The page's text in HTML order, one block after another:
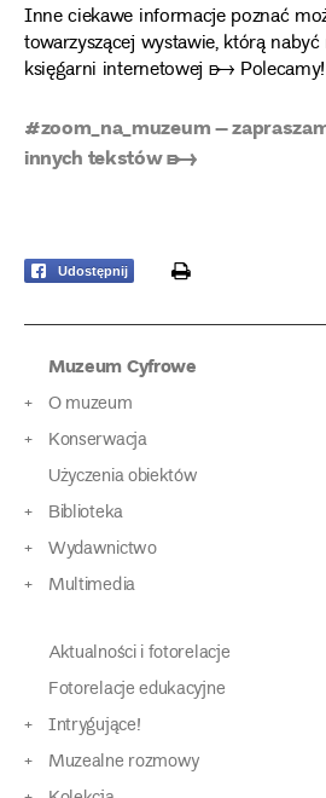
Inne ciekawe informacje poznać
towarzyszącej wystawie, którą
księgarni internetowej ➸ Polecamy!
#zoom_na_muzeum –
innych tekstów ➸
Udostępnij print
Muzeum Cyfrowe
O muzeum
Konserwacja
Użyczenia obiektów
Biblioteka
Wydawnictwo
Multimedia
Aktualności i fotorelacje
Fotorelacje edukacyjne
Intrygujące!
Muzealne rozmowy